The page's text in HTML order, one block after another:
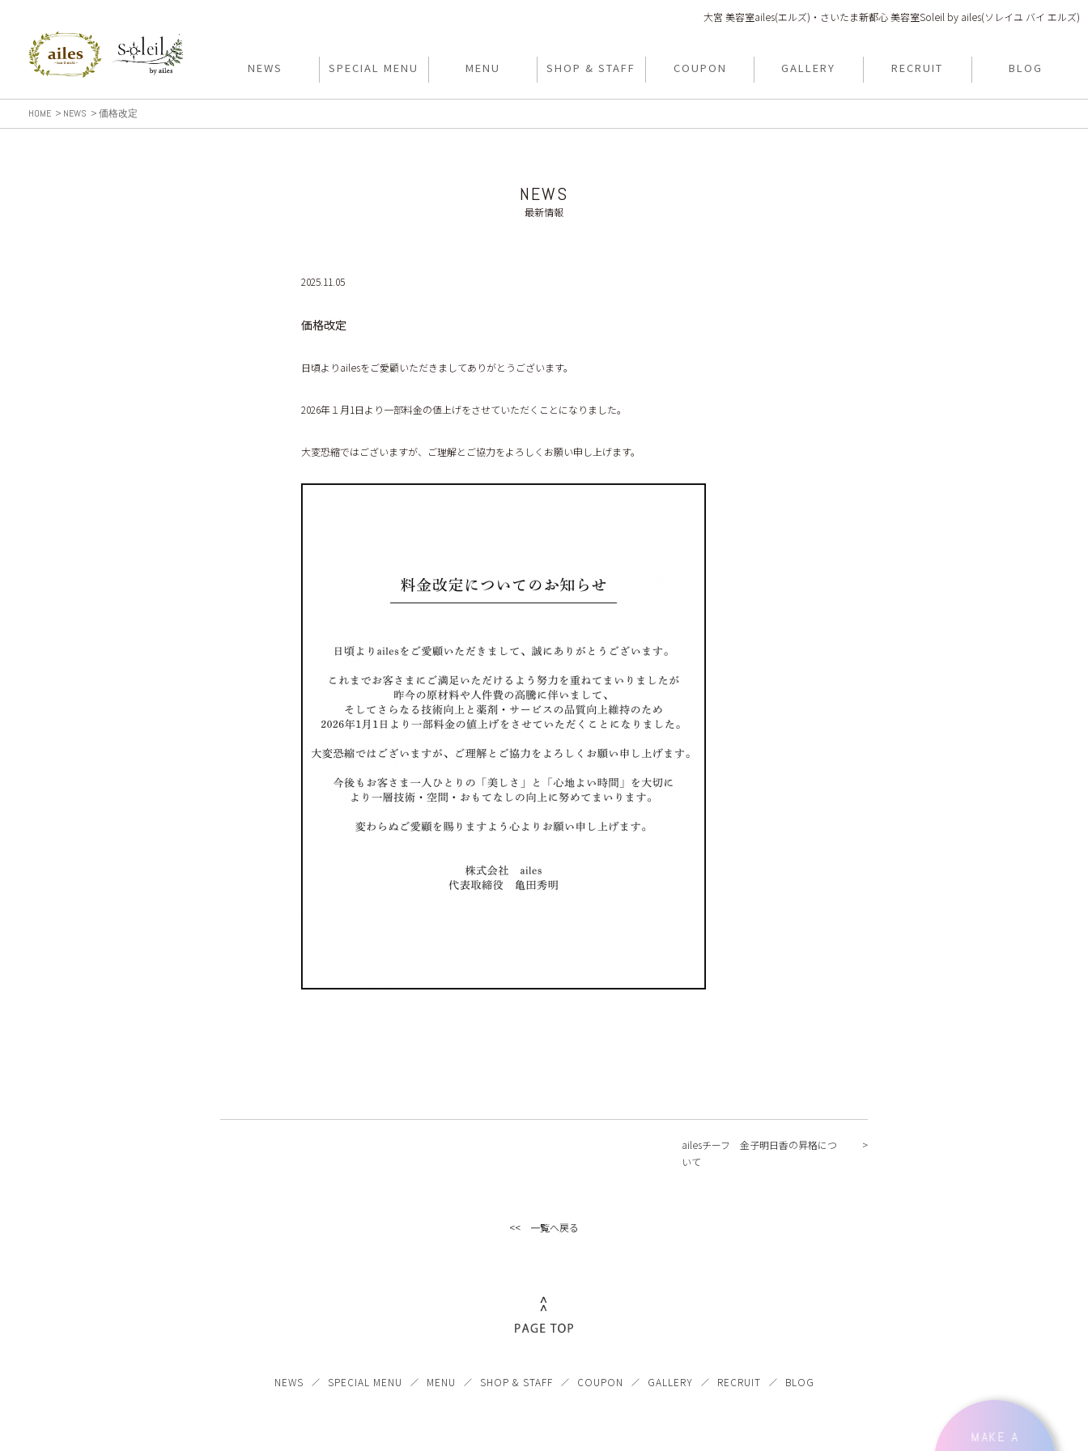
大宮 美容室ailes(エルズ)・さいたま新都心 美容室Soleil by ailes(ソレイユ バイ エルズ)
NEWS SPECIAL MENU MENU SHOP & STAFF COUPON GALLERY RECRUIT BLOG
HOME NEWS 価格改定
NEWS
最新情報
2025.11.05
価格改定
日頃よりailesをご愛顧いただきましてありがとうございます。
2026年１月1日より一部料金の値上げをさせていただくことになりました。
大変恐縮ではございますが、ご理解とご協力をよろしくお願い申し上げます。
ailesチーフ 金子明日香の昇格につ
いて
<< 一覧へ戻る
NEWS SPECIAL MENU MENU SHOP & STAFF COUPON GALLERY RECRUIT BLOG
MAKE A